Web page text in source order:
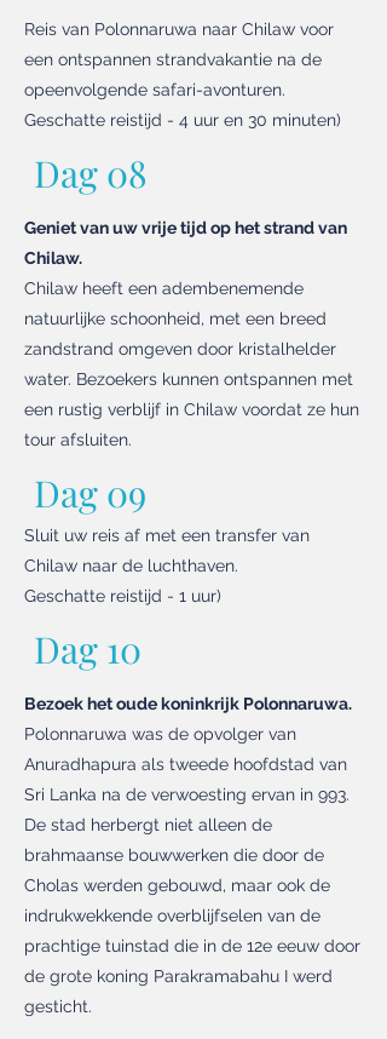
Reis van Polonnaruwa naar Chilaw voor
een ontspannen strandvakantie na de
opeenvolgende safari-avonturen.
Geschatte reistijd - 4 uur en 30 minuten)
Dag 08
Geniet van uw vrije tijd op het strand van
Chilaw.
Chilaw heeft een adembenemende
natuurlijke schoonheid, met een breed
zandstrand omgeven door kristalhelder
water. Bezoekers kunnen ontspannen met
een rustig verblijf in Chilaw voordat ze hun
tour afsluiten.
Dag 09
Sluit uw reis af met een transfer van
Chilaw naar de luchthaven.
Geschatte reistijd - 1 uur)
Dag 10
Bezoek het oude koninkrijk Polonnaruwa.
Polonnaruwa was de opvolger van
Anuradhapura als tweede hoofdstad van
Sri Lanka na de verwoesting ervan in 993.
De stad herbergt niet alleen de
brahmaanse bouwwerken die door de
Cholas werden gebouwd, maar ook de
indrukwekkende overblijfselen van de
prachtige tuinstad die in de 12e eeuw door
de grote koning Parakramabahu I werd
gesticht.